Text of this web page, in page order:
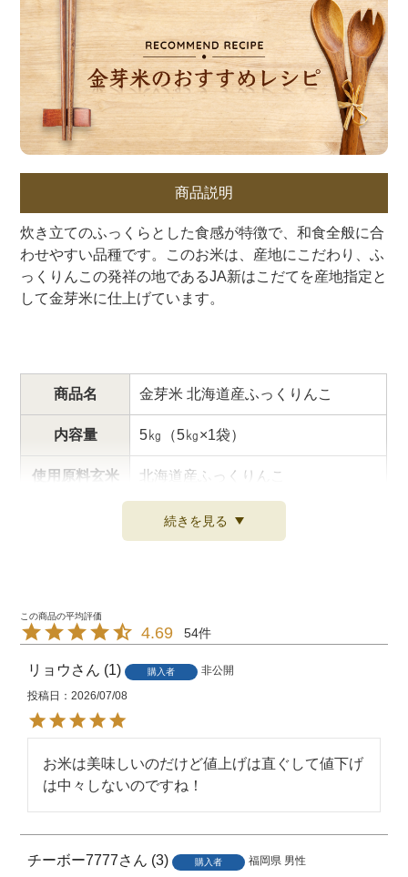
商品説明
炊き立てのふっくらとした食感が特徴で、和食全般に合
わせやすい品種です。このお米は、産地にこだわり、ふ
っくりんこの発祥の地であるJA新はこだてを産地指定と
して金芽米に仕上げています。
商品名 金芽米 北海道産ふっくりんこ
内容量 5㎏（5㎏×1袋）
使用原料玄米 北海道産ふっくりんこ
令和7年産
賞味期限
ありません。
おいしく食べる目安としては、夏場
保存方法
（冷蔵庫など）に保存してくださ
い。
販売者 東洋ライス株式会社
続きを見る
4.69 54
リョウ 1 購入者
非公開
投稿日
2026/07/08
お米は美味しいのだけど値上げは直ぐして値下げ
は中々しないのですね！
チーボー7777 3 購入者 福岡県 男性